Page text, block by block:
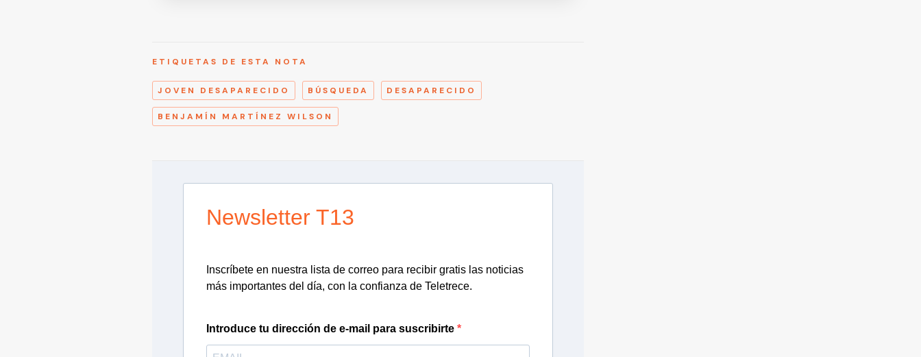
ETIQUETAS DE ESTA NOTA
JOVEN DESAPARECIDO BÚSQUEDA DESAPARECIDO
BENJAMÍN MARTÍNEZ WILSON
Newsletter T13
Inscríbete en nuestra lista de correo para recibir gratis las noticias
más importantes del día, con la confianza de Teletrece.
Introduce tu dirección de e-mail para suscribirte